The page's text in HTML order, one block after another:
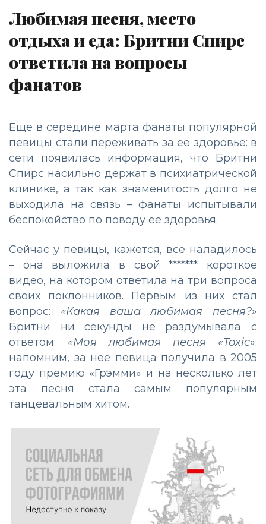
Любимая песня, место
отдыха и еда: Бритни Спирс
ответила на вопросы
фанатов
Еще в середине марта фанаты популярной
певицы стали переживать за ее здоровье: в
сети появилась информация, что Бритни
Спирс насильно держат в психиатрической
клинике, а так как знаменитость долго не
выходила на связь – фанаты испытывали
беспокойство по поводу ее здоровья.
Сейчас у певицы, кажется, все наладилось
– она выложила в свой ******* короткое
видео, на котором ответила на три вопроса
своих поклонников. Первым из них стал
вопрос: «Какая ваша любимая песня?»
Бритни ни секунды не раздумывала с
ответом: «Моя любимая песня «Toxic»:
напомним, за нее певица получила в 2005
году премию «Грэмми» и на несколько лет
эта песня стала самым популярным
танцевальным хитом.